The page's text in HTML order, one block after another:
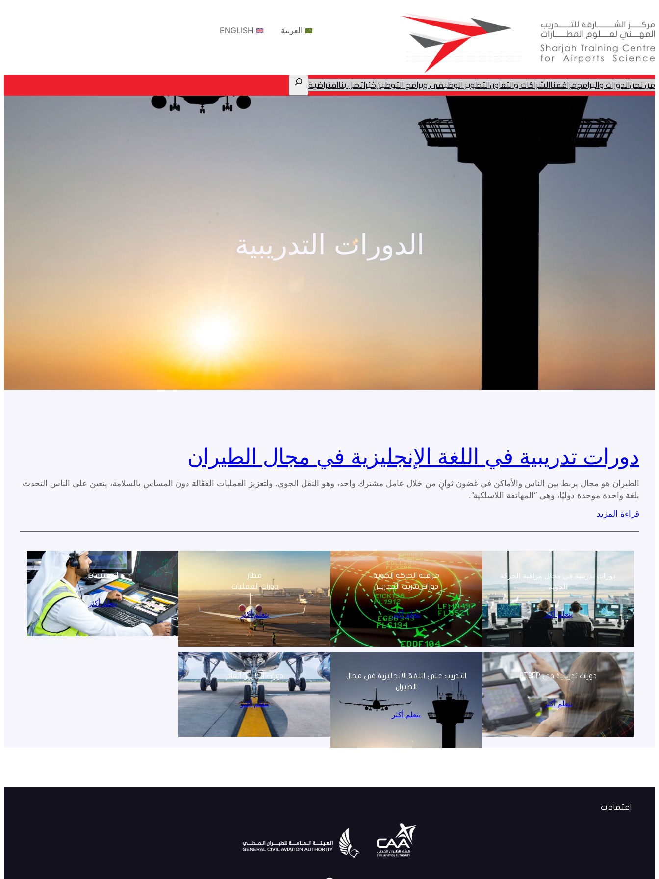
إلى
المحتوى
العربية ENGLISH
من نحن الدورات والبرامجمرافقنا الشراكات والتعاون التطوير الوظيفي وبرامج التوطينﺧَﺒَﺮ اتصل بنا افتراضية
Search
الدورات التدريبية
دورات تدريبية في اللغة الإنجليزية في مجال الطيران
الطيران هو مجال يربط بين الناس والأماكن في غضون ثوانٍ من خلال عامل مشترك واحد، وهو النقل الجوي. ولتعزيز العمليات الفعّالة دون المساس بالسلامة، يتعين على الناس التحدث
بلغة واحدة موحدة دوليًا، وهي “المهاتفة اللاسلكية”.
قراءة المزيد
دورات تدريبية في مجال مراقبة الحركة
الجوية
يتعلم أكثر
مراقبة الحركة الجوية
دورات تدريب المدربين
يتعلم أكثر
مطار
دورات العمليات
يتعلم أكثر
التقييمات
يتعلم أكثر
دورات تدريبية في ATSEP
يتعلم أكثر
التدريب على اللغة الانجليزية في مجال
الطيران
يتعلم أكثر
دورات الطيران العام
يتعلم أكثر
اعتمادات